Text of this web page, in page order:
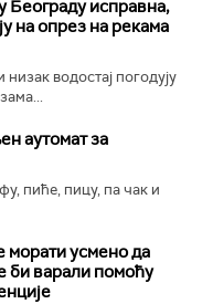
Београду исправна,
на опрез на рекама
водостај погодују
аутомат за
пиће, пицу, па чак и
морати усмено да
би варали помоћу